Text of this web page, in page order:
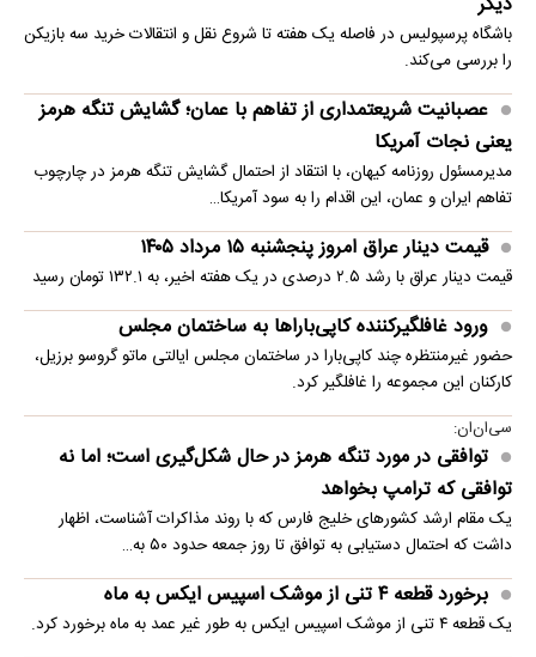
باشگاه پرسپولیس در فاصله یک هفته تا شروع نقل و انتقالات خرید سه بازیکن
را بررسی می‌کند.
عصبانیت شریعتمداری از تفاهم با عمان؛ گشایش تنگه هرمز
یعنی نجات آمریکا
مدیرمسئول روزنامه کیهان، با انتقاد از احتمال گشایش تنگه هرمز در چارچوب
تفاهم ایران و عمان، این اقدام را به سود آمریکا…
قیمت دینار عراق امروز پنجشنبه ۱۵ مرداد ۱۴۰۵
قیمت دینار عراق با رشد ۲.۵ درصدی در یک هفته اخیر، به ۱۳۲.۱ تومان رسید
ورود غافلگیرکننده کاپی‌باراها به ساختمان مجلس
حضور غیرمنتظره چند کاپی‌بارا در ساختمان مجلس ایالتی ماتو گروسو برزیل،
کارکنان این مجموعه را غافلگیر کرد.
سی‌ان‌ان:
توافقی در مورد تنگه هرمز در حال شکل‌گیری است؛ اما نه
توافقی که ترامپ بخواهد
یک مقام ارشد کشورهای خلیج فارس که با روند مذاکرات آشناست، اظهار
داشت که احتمال دستیابی به توافق تا روز جمعه حدود ۵۰ به…
برخورد قطعه ۴ تنی از موشک اسپیس ایکس به ماه
یک قطعه ۴ تنی از موشک اسپیس ایکس به طور غیر عمد به ماه برخورد کرد.